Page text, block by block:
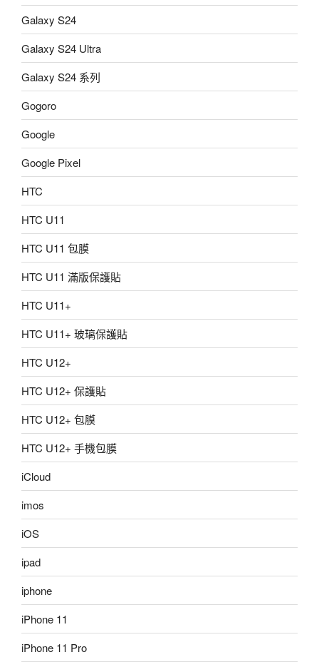
Galaxy S24
Galaxy S24 Ultra
Galaxy S24 系列
Gogoro
Google
Google Pixel
HTC
HTC U11
HTC U11 包膜
HTC U11 滿版保護貼
HTC U11+
HTC U11+ 玻璃保護貼
HTC U12+
HTC U12+ 保護貼
HTC U12+ 包膜
HTC U12+ 手機包膜
iCloud
imos
iOS
ipad
iphone
iPhone 11
iPhone 11 Pro